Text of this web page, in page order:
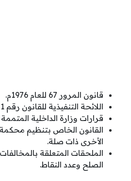
قانون المرور 67 للعام 1976م.
اللائحة التنفيذية للقانون رقم 81 للعام 1976م.
قرارات وزارة الداخلية المتممة
القانون الخاص بتنظيم محكمة
الأخرى ذات صلة.
الملحقات المتعلقة ب
الصلح وعدد النقاط.